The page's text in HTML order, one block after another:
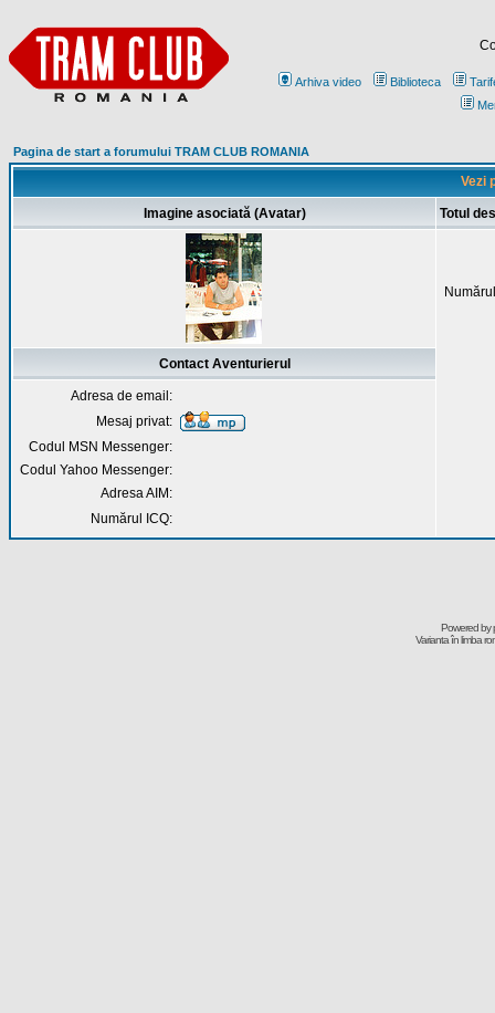
Arhiva video Biblioteca
Pagina de start a forumului TRAM CLUB ROMANIA
Vezi
Imagine asociată (Avatar) Totul
Contact Aventurierul
Adresa de email:
Mesaj privat:
Codul MSN Messenger:
Codul Yahoo Messenger:
Adresa AIM:
Numărul ICQ:
Powered by
Varianta în limba